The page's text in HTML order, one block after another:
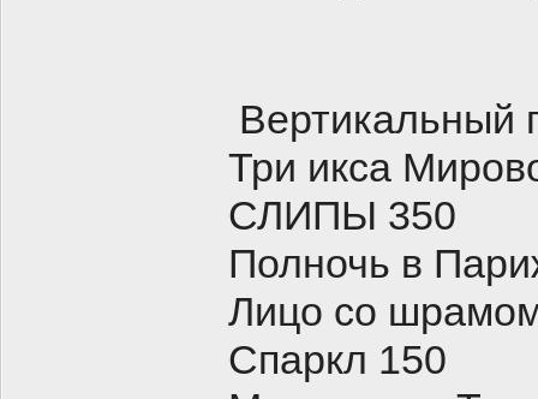
Вертикальный
Три икса
СЛИПЫ 350
Полночь в
Лицо со
Спаркл 150